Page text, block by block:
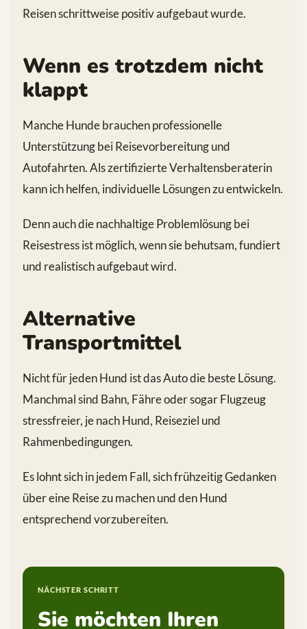
Reisen schrittweise positiv aufgebaut wurde.
Wenn es trotzdem nicht
klappt
Manche Hunde brauchen professionelle
Unterstützung bei Reisevorbereitung und
Autofahrten. Als zertifizierte Verhaltensberaterin
kann ich helfen, individuelle Lösungen zu entwickeln.
Denn auch die nachhaltige Problemlösung bei
Reisestress ist möglich, wenn sie behutsam, fundiert
und realistisch aufgebaut wird.
Alternative
Transportmittel
Nicht für jeden Hund ist das Auto die beste Lösung.
Manchmal sind Bahn, Fähre oder sogar Flugzeug
stressfreier, je nach Hund, Reiseziel und
Rahmenbedingungen.
Es lohnt sich in jedem Fall, sich frühzeitig Gedanken
über eine Reise zu machen und den Hund
entsprechend vorzubereiten.
NÄCHSTER SCHRITT
Sie möchten Ihren